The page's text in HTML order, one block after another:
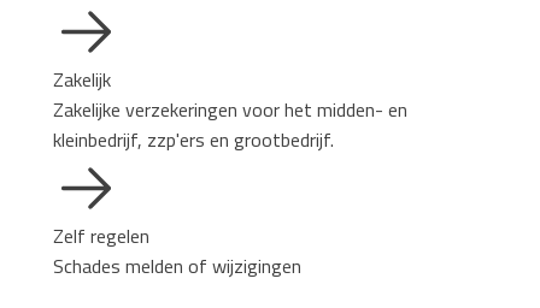
Zakelijk
Zakelijke verzekeringen voor het midden- en
kleinbedrijf, zzp'ers en grootbedrijf.
Zelf regelen
Schades melden of wijzigingen